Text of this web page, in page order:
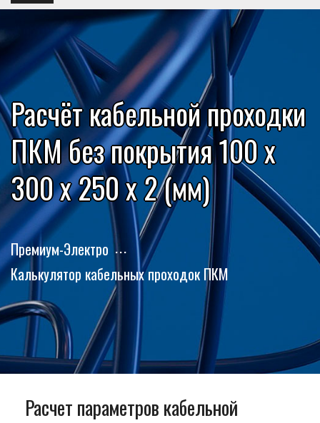
Расчёт кабельной проходки
ПКМ без покрытия 100 x
300 x 250 x 2 (мм)
Премиум-Электро
Калькулятор кабельных проходок ПКМ
Расчет параметров кабельной